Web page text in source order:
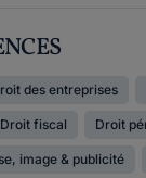
des entreprises
Droit fiscal Droit
image & publicité